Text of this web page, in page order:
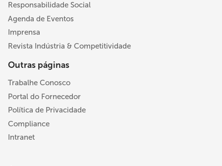
Responsabilidade Social
Agenda de Eventos
Imprensa
Revista Indústria & Competitividade
Outras páginas
Trabalhe Conosco
Portal do Fornecedor
Política de Privacidade
Compliance
Intranet